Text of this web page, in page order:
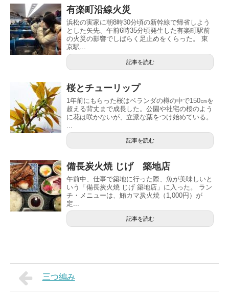
有楽町沿線火災
浜松の実家に朝8時30分頃の新幹線で帰省しよう
とした矢先、午前6時35分頃発生した有楽町駅前
の火災の影響でしばらく足止めをくらった。 東
京駅...
記事を読む
桜とチューリップ
1年前にもらった桜はベランダの樽の中で150㎝を
超える背丈まで成長した。公園や社宅の桜のよう
に花は咲かないが、立派な葉をつけ始めている。
記事を読む
備長炭火焼 じげ 築地店
午前中、仕事で築地に行った際、魚が美味しいと
いう「備長炭火焼 じげ 築地店」に入った。 ラン
チ・メニューは、鮪カマ炭火焼（1,000円）が
定...
記事を読む
三つ編み